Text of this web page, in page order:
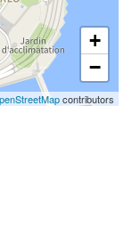
+
−
contributors